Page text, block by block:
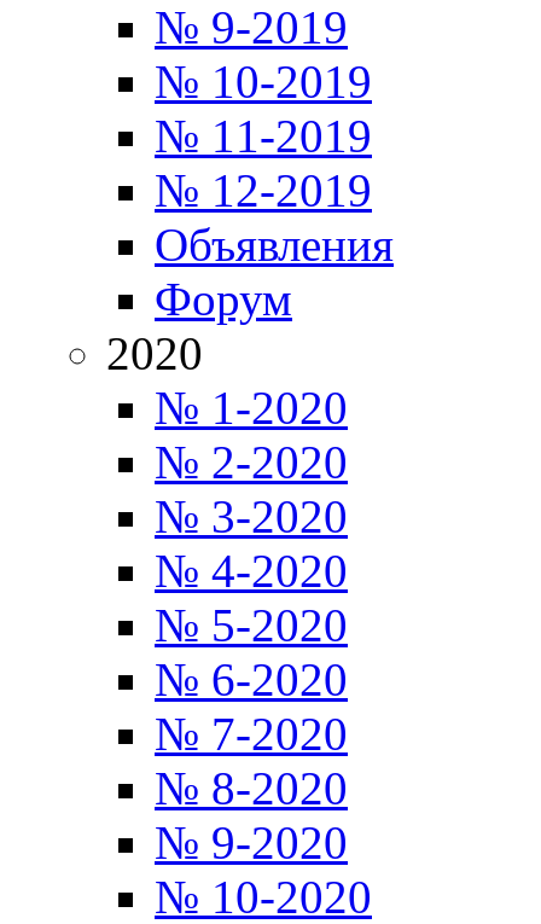
№ 9-2019
№ 10-2019
№ 11-2019
№ 12-2019
Объявления
Форум
2020
№ 1-2020
№ 2-2020
№ 3-2020
№ 4-2020
№ 5-2020
№ 6-2020
№ 7-2020
№ 8-2020
№ 9-2020
№ 10-2020